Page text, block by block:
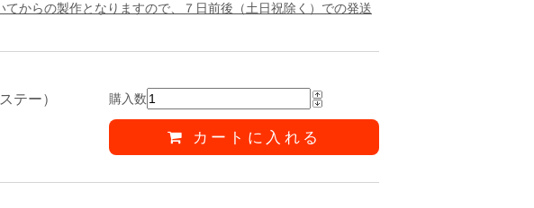
からの製作となりますので、７日前後（土日祝除く）での発送
テー）
購入数
カートに入れる